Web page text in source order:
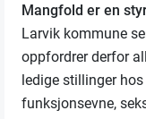
Mangfold er en
Larvik kommune
oppfordrer derfor
ledige stillinger
funksjonsevne,